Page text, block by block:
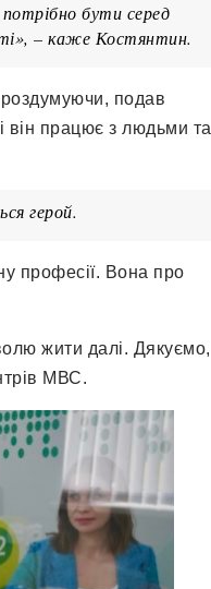
бути серед
– каже Костянтин.
роздумуючи, подав
він працює з людьми та
герой.
професії. Вона про
жити далі. Дякуємо,
МВС.